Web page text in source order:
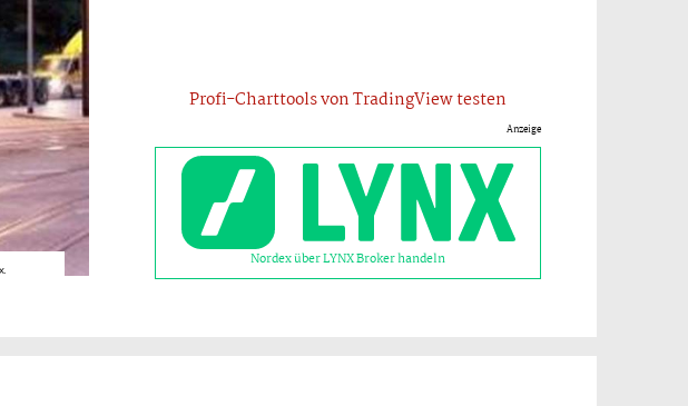
Profi-Charttools von TradingView testen
Anzeige
Nordex über LYNX Broker handeln